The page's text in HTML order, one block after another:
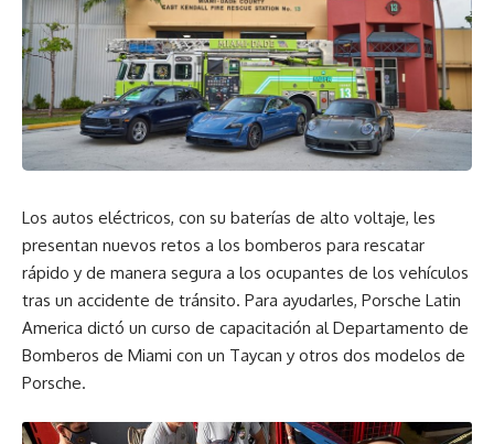
Los autos eléctricos, con su baterías de alto voltaje, les
presentan nuevos retos a los bomberos para rescatar
rápido y de manera segura a los ocupantes de los vehículos
tras un accidente de tránsito. Para ayudarles, Porsche Latin
America dictó un curso de capacitación al Departamento de
Bomberos de Miami con un Taycan y otros dos modelos de
Porsche.